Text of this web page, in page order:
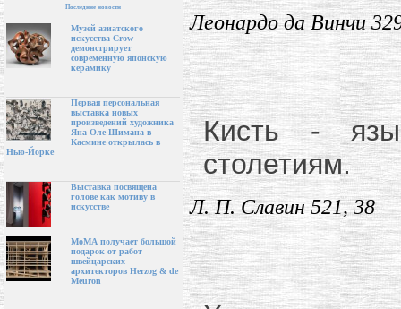
Последние новости
Музей азиатского
искусства Crow
демонстрирует
современную японскую
керамику
Первая персональная
выставка новых
произведений художника
Яна-Оле Шимана в
Касмине открылась в
Нью-Йорке
Выставка посвящена
голове как мотиву в
искусстве
МоМА получает большой
подарок от работ
швейцарских
архитекторов Herzog & de
Meuron
Леонардо да Винчи
Кисть -
столетиям.
Л. П. Славин 521, 38